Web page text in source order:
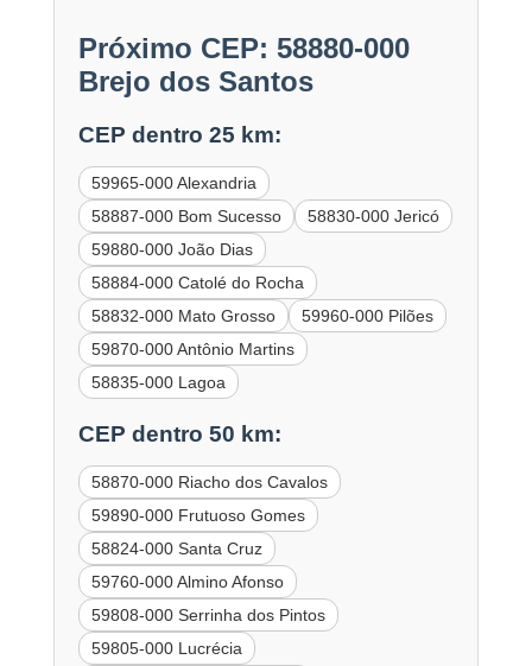
Próximo CEP: 58880-000
Brejo dos Santos
CEP dentro 25 km:
59965-000 Alexandria
58887-000 Bom Sucesso
58830-000 Jericó
59880-000 João Dias
58884-000 Catolé do Rocha
58832-000 Mato Grosso
59960-000 Pilões
59870-000 Antônio Martins
58835-000 Lagoa
CEP dentro 50 km:
58870-000 Riacho dos Cavalos
59890-000 Frutuoso Gomes
58824-000 Santa Cruz
59760-000 Almino Afonso
59808-000 Serrinha dos Pintos
59805-000 Lucrécia